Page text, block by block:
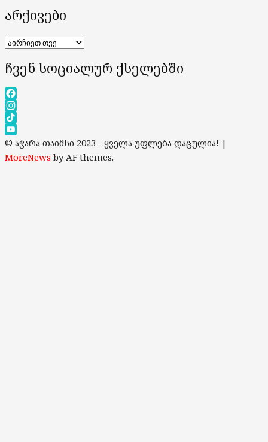
არქივები
არქივები
ჩვენ სოციალურ ქსელებში
Facebook
Instagram
TikTok
YouTube
Channel
© აჭარა თაიმსი 2023 - ყველა უფლება დაცულია! |
MoreNews by AF themes.